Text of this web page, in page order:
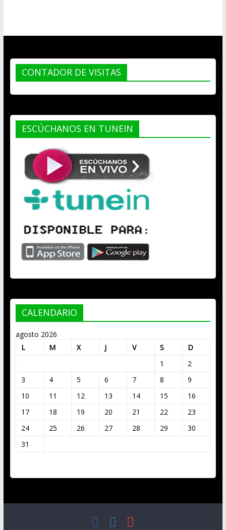
CONTADOR DE VISITAS
ESCÚCHANOS EN TUNEIN
CALENDARIO
agosto 2026
L
M X J V S
D
1
2
3
4 5 6 7 8
9
10
11 12 13 14 15
16
17
18 19 20 21 22
23
24
25 26 27 28 29
30
31